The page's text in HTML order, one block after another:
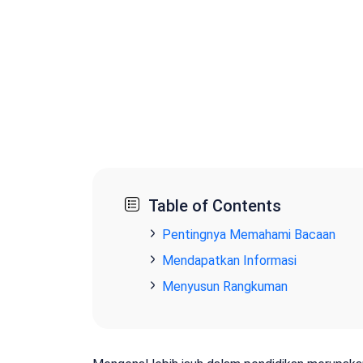
Table of Contents
Pentingnya Memahami Bacaan
Mendapatkan Informasi
Menyusun Rangkuman